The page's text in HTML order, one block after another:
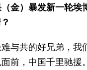
金）暴发新一轮
与共的好兄弟，
前，中国千里驰